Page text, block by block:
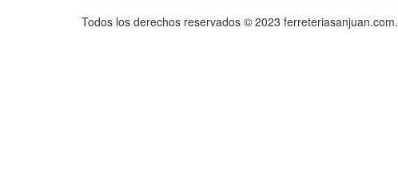
Todos los derechos reservados © 2023 ferreteriasanjuan.com.